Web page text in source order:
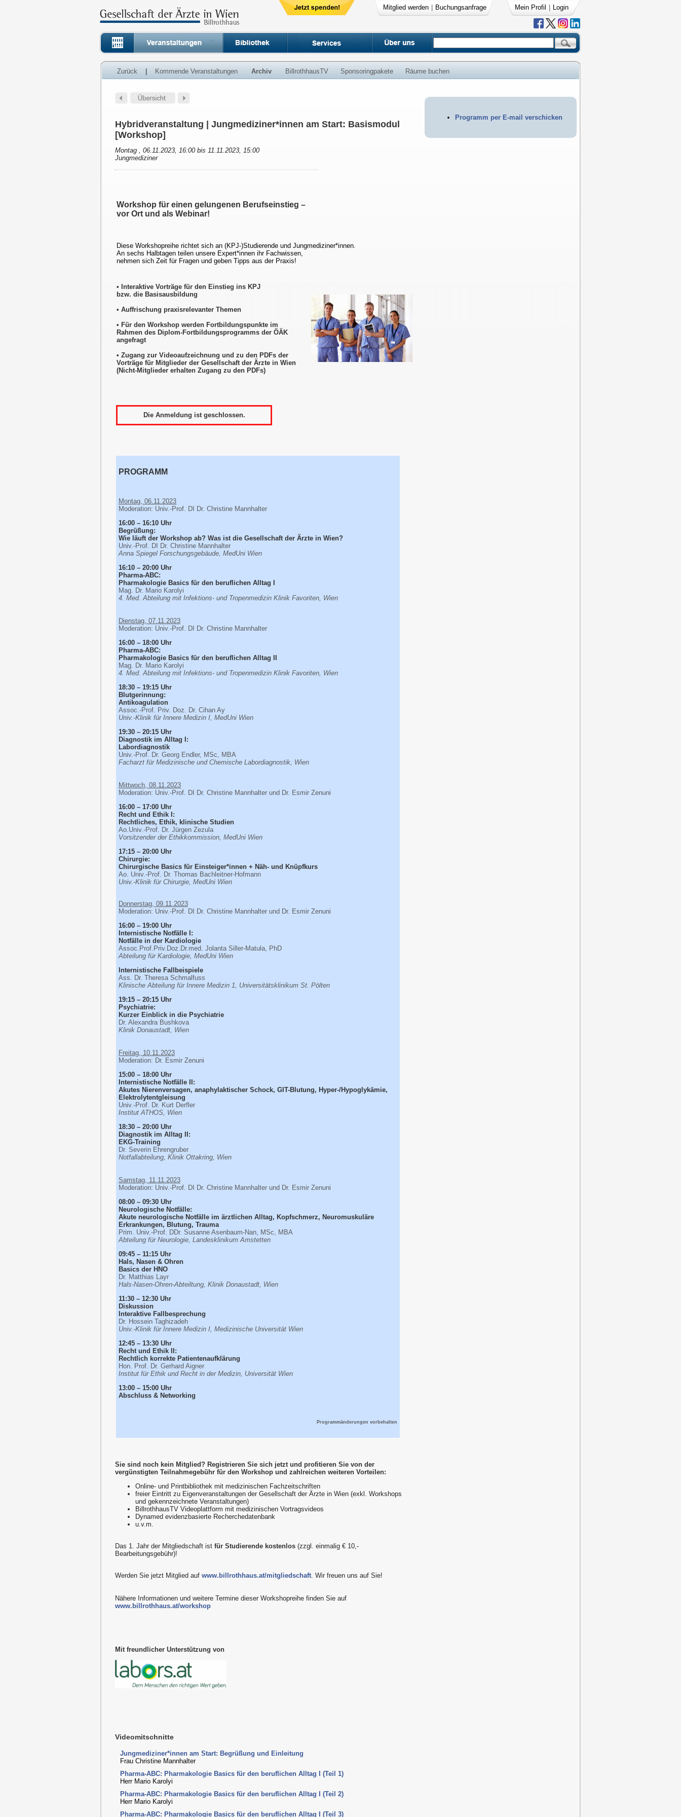
Mitglied werden Buchungsanfrage Mein Profil Login
Zurück Kommende Veranstaltungen Archiv BillrothhausTV Sponsoringpakete Räume buchen
Programm per E-mail verschicken
Hybridveranstaltung | Jungmediziner*innen am Start: Basismodul
[Workshop]
Montag , 06.11.2023, 16:00 bis 11.11.2023, 15:00
Jungmediziner
Workshop für einen gelungenen Berufseinstieg –
vor Ort und als Webinar!
Diese Workshopreihe richtet sich an (KPJ-)Studierende und Jungmediziner*innen.
An sechs Halbtagen teilen unsere Expert*innen ihr Fachwissen,
nehmen sich Zeit für Fragen und geben Tipps aus der Praxis!
• Interaktive Vorträge für den Einstieg ins KPJ
bzw. die Basisausbildung
• Auffrischung praxisrelevanter Themen
• Für den Workshop werden Fortbildungspunkte im
Rahmen des Diplom-Fortbildungsprogramms der ÖÄK
angefragt
• Zugang zur Videoaufzeichnung und zu den PDFs der
Vorträge für Mitglieder der Gesellschaft der Ärzte in Wien
(Nicht-Mitglieder erhalten Zugang zu den PDFs)
Die Anmeldung ist geschlossen.
PROGRAMM
Montag, 06.11.2023
Moderation: Univ.-Prof. DI Dr. Christine Mannhalter
16:00 – 16:10 Uhr
Begrüßung:
Wie läuft der Workshop ab? Was ist die Gesellschaft der Ärzte in Wien?
Univ.-Prof. DI Dr. Christine Mannhalter
Anna Spiegel Forschungsgebäude, MedUni Wien
16:10 – 20:00 Uhr
Pharma-ABC:
Pharmakologie Basics für den beruflichen Alltag I
Mag. Dr. Mario Karolyi
4. Med. Abteilung mit Infektions- und Tropenmedizin Klinik Favoriten, Wien
Dienstag, 07.11.2023
Moderation: Univ.-Prof. DI Dr. Christine Mannhalter
16:00 – 18:00 Uhr
Pharma-ABC:
Pharmakologie Basics für den beruflichen Alltag II
Mag. Dr. Mario Karolyi
4. Med. Abteilung mit Infektions- und Tropenmedizin Klinik Favoriten, Wien
18:30 – 19:15 Uhr
Blutgerinnung:
Antikoagulation
Assoc.-Prof. Priv. Doz. Dr. Cihan Ay
Univ.-Klinik für Innere Medizin I, MedUni Wien
19:30 – 20:15 Uhr
Diagnostik im Alltag I:
Labordiagnostik
Univ.-Prof. Dr. Georg Endler, MSc, MBA
Facharzt für Medizinische und Chemische Labordiagnostik, Wien
Mittwoch, 08.11.2023
Moderation: Univ.-Prof. DI Dr. Christine Mannhalter und Dr. Esmir Zenuni
16:00 – 17:00 Uhr
Recht und Ethik I:
Rechtliches, Ethik, klinische Studien
Ao.Univ.-Prof. Dr. Jürgen Zezula
Vorsitzender der Ethikkommission, MedUni Wien
17:15 – 20:00 Uhr
Chirurgie:
Chirurgische Basics für Einsteiger*innen + Näh- und Knüpfkurs
Ao. Univ.-Prof. Dr. Thomas Bachleitner-Hofmann
Univ.-Klinik für Chirurgie, MedUni Wien
Donnerstag, 09.11.2023
Moderation: Univ.-Prof. DI Dr. Christine Mannhalter und Dr. Esmir Zenuni
16:00 – 19:00 Uhr
Internistische Notfälle I:
Notfälle in der Kardiologie
Assoc.Prof.Priv.Doz.Dr.med. Jolanta Siller-Matula, PhD
Abteilung für Kardiologie, MedUni Wien
Internistische Fallbeispiele
Ass. Dr. Theresa Schmalfuss
Klinische Abteilung für Innere Medizin 1, Universitätsklinikum St. Pölten
19:15 – 20:15 Uhr
Psychiatrie:
Kurzer Einblick in die Psychiatrie
Dr. Alexandra Bushkova
Klinik Donaustadt, Wien
Freitag, 10.11.2023
Moderation: Dr. Esmir Zenuni
15:00 – 18:00 Uhr
Internistische Notfälle II:
Akutes Nierenversagen, anaphylaktischer Schock, GIT-Blutung, Hyper-/Hypoglykämie,
Elektrolytentgleisung
Univ.-Prof. Dr. Kurt Derfler
Institut ATHOS, Wien
18:30 – 20:00 Uhr
Diagnostik im Alltag II:
EKG-Training
Dr. Severin Ehrengruber
Notfallabteilung, Klinik Ottakring, Wien
Samstag, 11.11.2023
Moderation: Univ.-Prof. DI Dr. Christine Mannhalter und Dr. Esmir Zenuni
08:00 – 09:30 Uhr
Neurologische Notfälle:
Akute neurologische Notfälle im ärztlichen Alltag, Kopfschmerz, Neuromuskuläre
Erkrankungen, Blutung, Trauma
Prim. Univ.-Prof. DDr. Susanne Asenbaum-Nan, MSc, MBA
Abteilung für Neurologie, Landesklinikum Amstetten
09:45 – 11:15 Uhr
Hals, Nasen & Ohren
Basics der HNO
Dr. Matthias Layr
Hals-Nasen-Ohren-Abteiltung, Klinik Donaustadt, Wien
11:30 – 12:30 Uhr
Diskussion
Interaktive Fallbesprechung
Dr. Hossein Taghizadeh
Univ.-Klinik für Innere Medizin I, Medizinische Universität Wien
12:45 – 13:30 Uhr
Recht und Ethik II:
Rechtlich korrekte Patientenaufklärung
Hon. Prof. Dr. Gerhard Aigner
Institut für Ethik und Recht in der Medizin, Universität Wien
13:00 – 15:00 Uhr
Abschluss & Networking
Programmänderungen vorbehalten
Sie sind noch kein Mitglied? Registrieren Sie sich jetzt und profitieren Sie von der
vergünstigten Teilnahmegebühr für den Workshop und zahlreichen weiteren Vorteilen:
Online- und Printbibliothek mit medizinischen Fachzeitschriften
freier Eintritt zu Eigenveranstaltungen der Gesellschaft der Ärzte in Wien (exkl. Workshops
und gekennzeichnete Veranstaltungen)
BillrothhausTV Videoplattform mit medizinischen Vortragsvideos
Dynamed evidenzbasierte Recherchedatenbank
u.v.m.
Das 1. Jahr der Mitgliedschaft ist für Studierende kostenlos (zzgl. einmalig € 10,-
Bearbeitungsgebühr)!
Werden Sie jetzt Mitglied auf www.billrothhaus.at/mitgliedschaft. Wir freuen uns auf Sie!
Nähere Informationen und weitere Termine dieser Workshopreihe finden Sie auf
www.billrothhaus.at/workshop
Mit freundlicher Unterstützung von
Videomitschnitte
Jungmediziner*innen am Start: Begrüßung und Einleitung
Frau Christine Mannhalter
Pharma-ABC: Pharmakologie Basics für den beruflichen Alltag I (Teil 1)
Herr Mario Karolyi
Pharma-ABC: Pharmakologie Basics für den beruflichen Alltag I (Teil 2)
Herr Mario Karolyi
Pharma-ABC: Pharmakologie Basics für den beruflichen Alltag I (Teil 3)